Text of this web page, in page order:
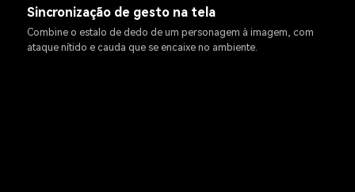
Sincronização de gesto na tela
Combine o estalo de dedo de um personagem à imagem, com
ataque nítido e cauda que se encaixe no ambiente.